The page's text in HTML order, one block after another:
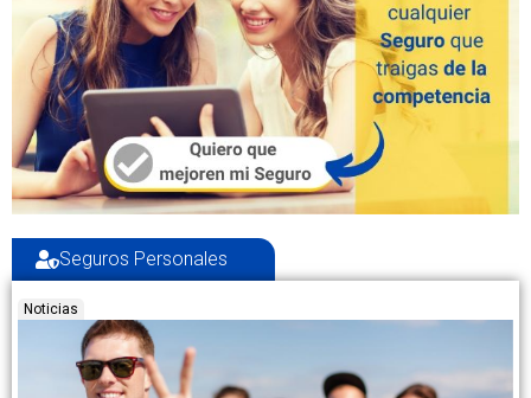
Seguros Personales
Noticias